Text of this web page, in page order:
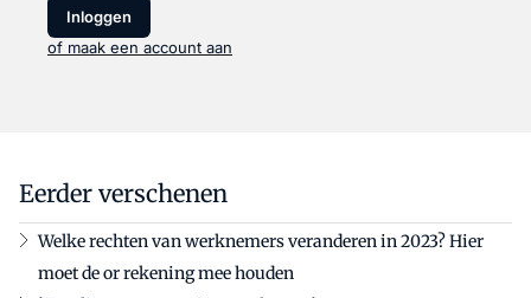
Inloggen
of maak een account aan
Eerder verschenen
Welke rechten van werknemers veranderen in 2023? Hier
moet de or rekening mee houden